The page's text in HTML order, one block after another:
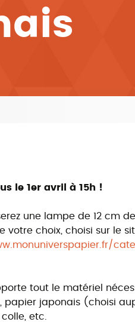
le 1er avril à 15h !
une lampe de 12 cm
votre choix, choisi sur le
tout le matériel
papier japonais (choisi
etc.